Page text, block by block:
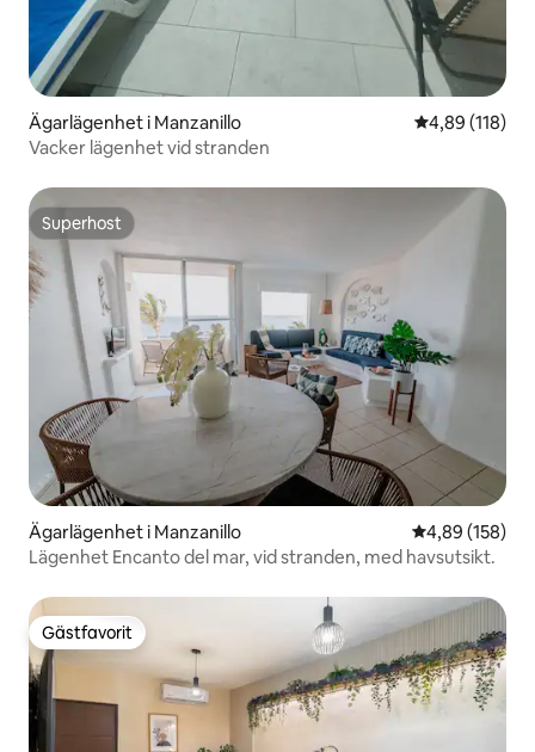
Ägarlägenhet i Manzanillo 4,89 av 5 i
4,89 (118)
Vacker lägenhet vid stranden
Superhost
Superhost
Ägarlägenhet i Manzanillo 4,89 av 5 i
4,89 (158)
Lägenhet Encanto del mar, vid stranden, med havsutsikt.
Gästfavorit
Gästfavorit